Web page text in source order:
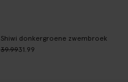
Shiwi donkergroene zwembroek
39.9931.99